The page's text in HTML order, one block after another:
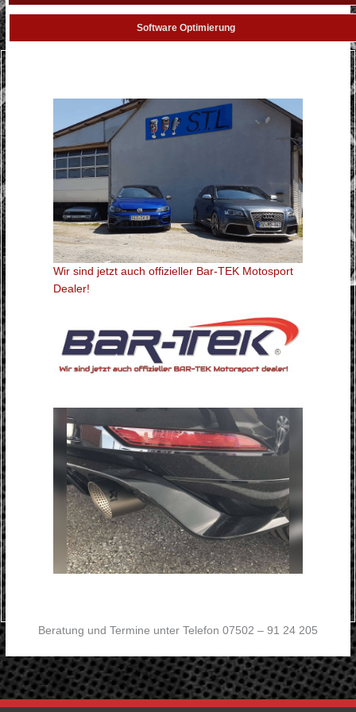
Software Optimierung
Wir sind jetzt auch offizieller Bar-TEK Motosport
Dealer!
Beratung und Termine unter Telefon 07502 – 91 24 205